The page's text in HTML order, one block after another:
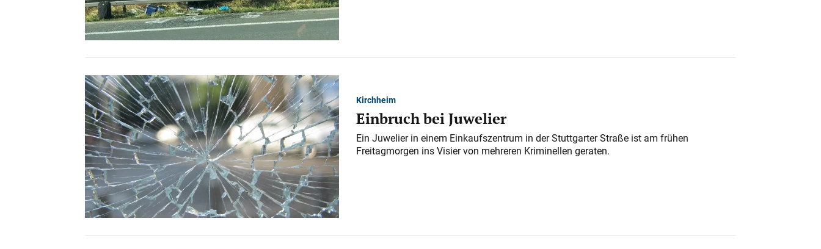
Kirchheim
Einbruch bei Juwelier
Ein Juwelier in einem Einkaufszentrum in der Stuttgarter Straße ist am frühen
Freitagmorgen ins Visier von mehreren Kriminellen geraten.